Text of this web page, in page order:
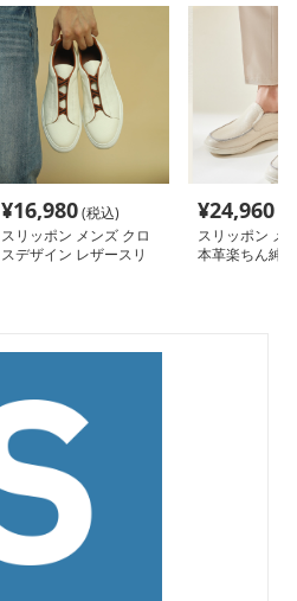
¥16,980(税込)
スリッポン メンズ クロ
スデザイン レザースリ
¥24,960
スリッポン メ
本革楽ちん紳